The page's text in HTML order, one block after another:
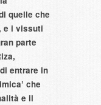
quelle che
e i vissuti
parte
entrare in
che
e il